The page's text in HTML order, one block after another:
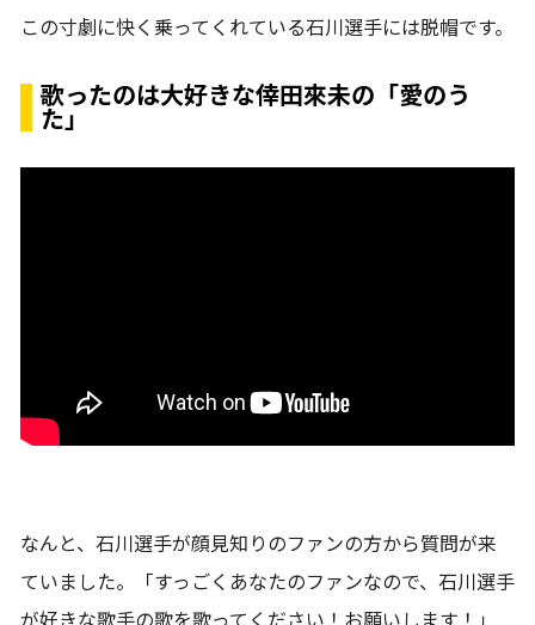
この寸劇に快く乗ってくれている石川選手には脱帽です。
歌ったのは大好きな倖田來未の「愛のう
た」
なんと、石川選手が顔見知りのファンの方から質問が来
ていました。「すっごくあなたのファンなので、石川選手